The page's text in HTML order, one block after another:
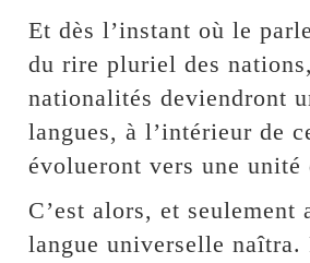
Et dès l’instant où le
du rire pluriel des
nationalités deviendront
langues, à l’intérieur de
évolueront vers une unité
C’est alors, et seulement
langue universelle naîtra.